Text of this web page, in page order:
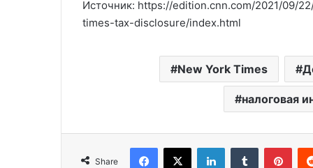
Источник: https://edition.cnn.com/2021/09/
times-tax-disclosure/index.html
New York Times
налоговая
Share